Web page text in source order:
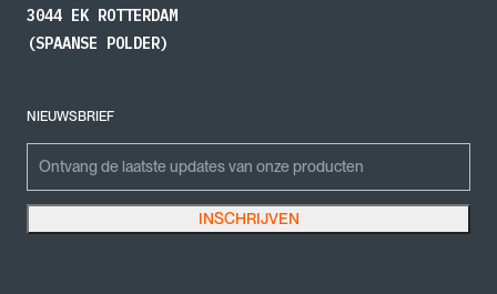
3044 EK ROTTERDAM
(SPAANSE POLDER)
NIEUWSBRIEF
LinkedIn
Dit veld is bedoeld voor validatiedoeleinden en moet niet worden gewijzigd.
INSCHRIJVEN